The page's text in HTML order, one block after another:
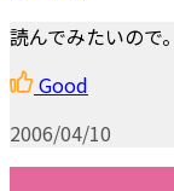
読んでみたいので。
Good
2006/04/10